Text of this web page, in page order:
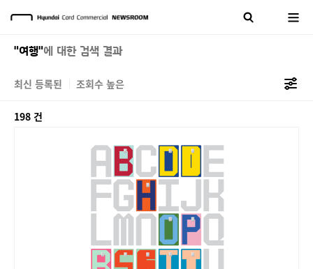
"여행"에 대한 검색 결과
최신 등록된 조회수 높은
198 건